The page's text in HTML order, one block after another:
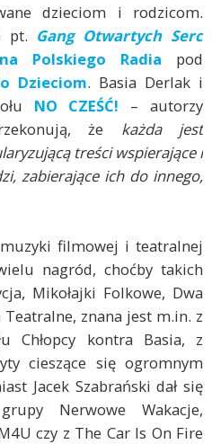
dzieciom i rodzicom.
pt. Gang Otwartych Serc
Polskiego Radia pod
Dzieciom. Basia Derlak i
NO CZEŚĆ! – autorzy
że każda jest
treści wspierające i
zabierające ich do innego,
filmowej i teatralnej
nagród, choćby takich
Mikołajki Folkowe, Dwa
znana jest m.in. z
Chłopcy kontra Basia, z
cieszące się ogromnym
Jacek Szabrański dał się
Nerwowe Wakacje,
czy z The Car Is On Fire